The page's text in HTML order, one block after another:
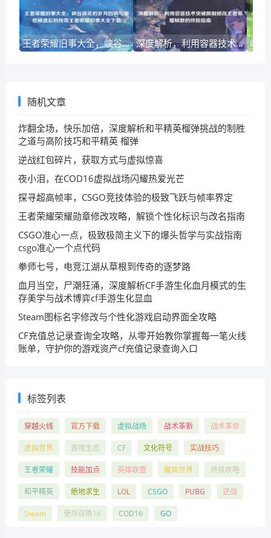
王者荣耀旧事大全，峡谷深处的岁月回响与那些被遗忘的传奇王者荣耀旧事大全下载 深度解析，利用容器技术突破限制修改王者荣耀帧数的终极指南
随机文章
炸翻全场，快乐加倍，深度解析和平精英榴弹挑战的制胜
之道与高阶技巧和平精英 榴弹
逆战红包碎片，获取方式与虚拟惊喜
夜小泪，在COD16虚拟战场闪耀热爱光芒
探寻超高帧率，CSGO竞技体验的极致飞跃与帧率界定
王者荣耀荣耀勋章修改攻略，解锁个性化标识与改名指南
CSGO准心一点，极致极简主义下的爆头哲学与实战指南
csgo准心一个点代码
拳师七号，电竞江湖从草根到传奇的逐梦路
血月当空，尸潮狂涌，深度解析CF手游生化血月模式的生
存美学与战术博弈cf手游生化显血
Steam图标名字修改与个性化游戏启动界面全攻略
CF充值总记录查询全攻略，从零开始教你掌握每一笔火线
账单，守护你的游戏资产cf充值记录查询入口
标签列表
穿越火线 官方下载 虚拟战场 战术革新 战术革命
虚拟世界 游戏生态 CF 文化符号 实战技巧
王者荣耀 技能加点 英雄联盟 魔兽世界 终极攻略
和平精英 绝地求生 LOL CSGO PUBG 逆战
Steam 使命召唤16 COD16 GO